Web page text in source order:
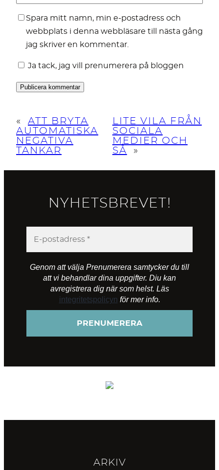
Spara mitt namn, min e-postadress och
webbplats i denna webbläsare till nästa gång
jag skriver en kommentar.
Ja tack, jag vill prenumerera på bloggen
«
ATT BRYTA
AUTOMATISKA
NEGATIVA
TANKAR
LITE VILA FRÅN
SOCIALA
MEDIER OCH
SÅ
»
NYHETSBREVET!
Genom att välja Prenumerera samtycker du till
att vi behandlar dina uppgifter. Diu kan
avregistrera dig när som helst. Läs
integritetspolicyn för mer info.
ARKIV